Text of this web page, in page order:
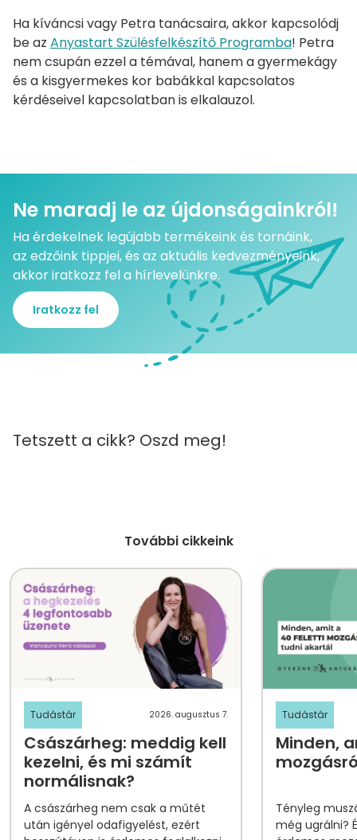
Ha kíváncsi vagy Petra tanácsaira, akkor kapcsolódj
be az Anyastart Szülésfelkészítő Programba! Petra
nem csupán ezzel a témával, hanem a gyermekágy
és a kisgyermekes kor babákkal kapcsolatos
kérdéseivel kapcsolatban is elkalauzol.
Ne maradj le az újdonságainkról!
Ha érdekelnek legújabb termékeink és tornáink,
az edzőink tippjei, és az aktuális kedvezményeink,
akkor iratkozz fel a hírlevelünkre.
Iratkozz fel
Tetszett a cikk? Oszd meg!
További cikkeink
Tudástár 2026. augusztus 7.
Császárheg: meddig kell
kezelni, és mi számít
normálisnak?
A császárheg nem csak a műtét
után igényel odafigyelést, ezért
Tudástár
Minden,
Tényleg
még ugrálni?